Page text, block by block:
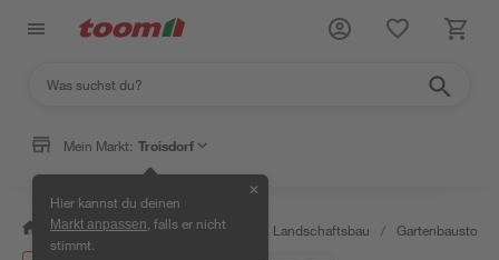
Mein Markt: Troisdorf
Hier kannst du deinen
Markt anpassen , falls er nicht
stimmt.
✕
/ Garten & Freizeit / Gartenbau & Landschaftsbau / Gartenbaustoffe